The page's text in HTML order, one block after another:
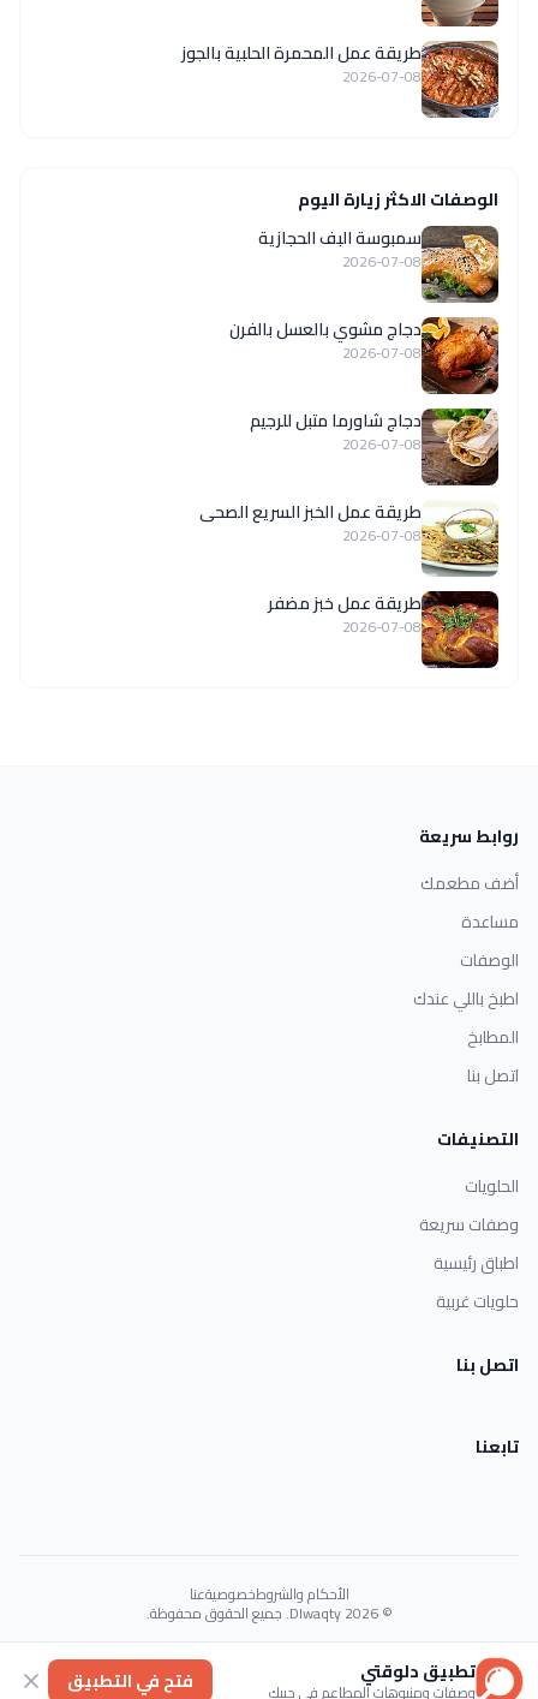
طريقة عمل المحمرة الحلبية بالجوز
2026-07-08
الوصفات الاكثر زيارة اليوم
سمبوسة البف الحجازية
2026-07-08
دجاج مشوي بالعسل بالفرن
2026-07-08
دجاج شاورما متبل للرجيم
2026-07-08
طريقة عمل الخبز السريع الصحى
2026-07-08
طريقة عمل خبز مضفر
2026-07-08
روابط سريعة
أضف مطعمك
مساعدة
الوصفات
اطبخ باللي عندك
المطابخ
اتصل بنا
التصنيفات
الحلويات
وصفات سريعة
اطباق رئيسية
حلويات غربية
اتصل بنا
تابعنا
الأحكام والشروطخصوصيةعنا
© 2026 Dlwaqty. جميع الحقوق محفوظة.
Powered byGAIT
تطبيق دلوقتي
وصفات ومنيوهات المطاعم في جيبك فتح في التطبيق